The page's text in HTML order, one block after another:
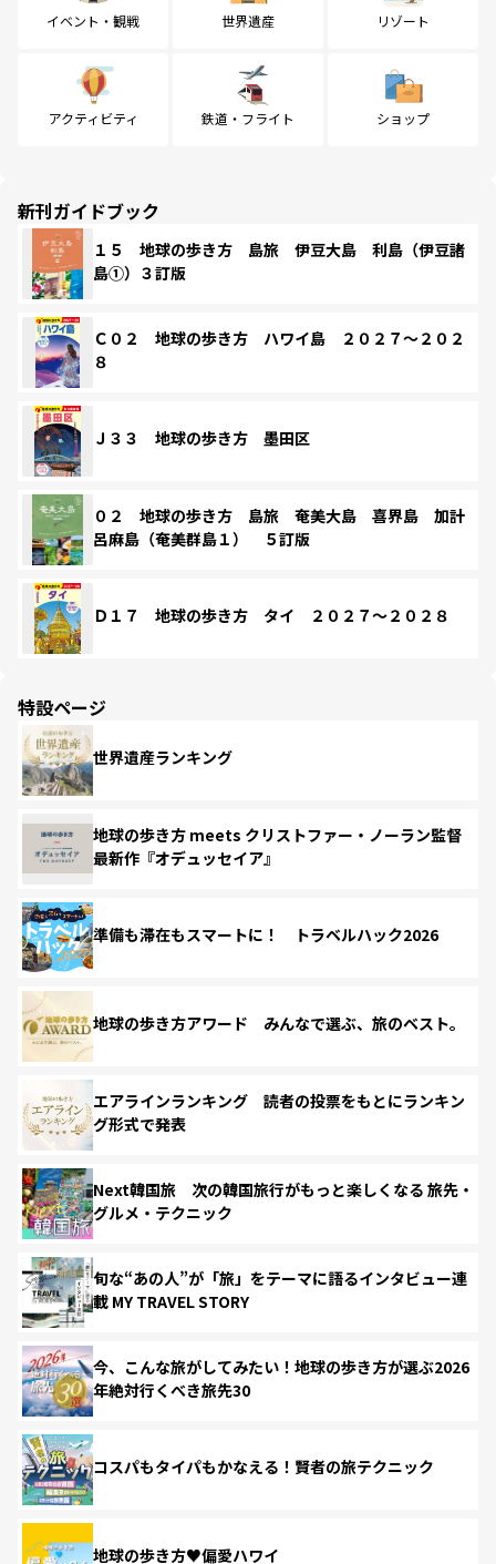
イベント・観戦 世界遺産 リゾート
アクティビティ 鉄道・フライト ショップ
新刊ガイドブック
１５ 地球の歩き方 島旅 伊豆大島 利島（伊豆諸
島①）３訂版
Ｃ０２ 地球の歩き方 ハワイ島 ２０２７～２０２
８
Ｊ３３ 地球の歩き方 墨田区
０２ 地球の歩き方 島旅 奄美大島 喜界島 加計
呂麻島（奄美群島１） ５訂版
Ｄ１７ 地球の歩き方 タイ ２０２７～２０２８
特設ページ
世界遺産ランキング
地球の歩き方 meets クリストファー・ノーラン監督
最新作『オデュッセイア』
準備も滞在もスマートに！ トラベルハック2026
地球の歩き方アワード みんなで選ぶ、旅のベスト。
エアラインランキング 読者の投票をもとにランキン
グ形式で発表
Next韓国旅 次の韓国旅行がもっと楽しくなる 旅先・
グルメ・テクニック
旬な“あの人”が「旅」をテーマに語るインタビュー連
載 MY TRAVEL STORY
今、こんな旅がしてみたい！地球の歩き方が選ぶ2026
年絶対行くべき旅先30
コスパもタイパもかなえる！賢者の旅テクニック
地球の歩き方♥偏愛ハワイ